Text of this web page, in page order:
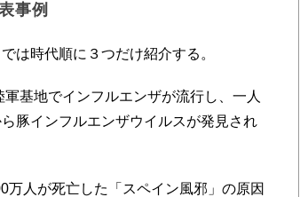
事例
は時代順に３つだけ紹介する。
基地でインフルエンザが流行し、一人
豚インフルエンザウイルスが発見され
人が死亡した「スペイン風邪」の原因